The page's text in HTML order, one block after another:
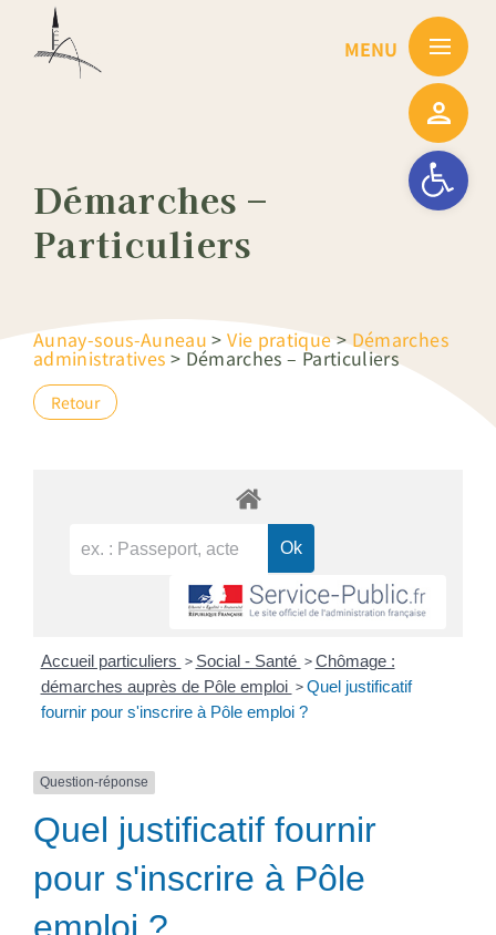
Ouvrir la
Démarches –
Particuliers
Aunay-sous-Auneau >Vie pratique>Démarches
administratives > Démarches – Particuliers
Retour
Accueil particuliers > Social - Santé > Chômage :
démarches auprès de Pôle emploi > Quel justificatif
fournir pour s'inscrire à Pôle emploi ?
Question-réponse
Quel justificatif fournir
pour s'inscrire à Pôle
emploi ?